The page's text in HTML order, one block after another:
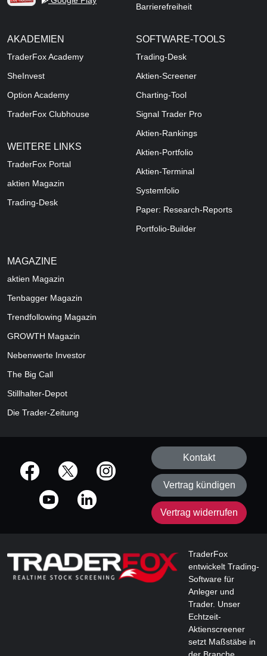
Barrierefreiheit
AKADEMIEN
TraderFox Academy
SheInvest
Option Academy
TraderFox Clubhouse
WEITERE LINKS
TraderFox Portal
aktien Magazin
Trading-Desk
SOFTWARE-TOOLS
Trading-Desk
Aktien-Screener
Charting-Tool
Signal Trader Pro
Aktien-Rankings
Aktien-Portfolio
Aktien-Terminal
Systemfolio
Paper: Research-Reports
Portfolio-Builder
MAGAZINE
aktien Magazin
Tenbagger Magazin
Trendfollowing Magazin
GROWTH Magazin
Nebenwerte Investor
The Big Call
Stillhalter-Depot
Die Trader-Zeitung
offizielle Social Media-Accounts
Kontakt
Vertrag kündigen
Vertrag widerrufen
TraderFox
entwickelt Trading-
Software für
Anleger und
Trader. Unser
Echtzeit-
Aktienscreener
setzt Maßstäbe in
der Branche.